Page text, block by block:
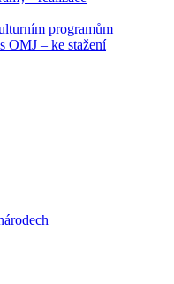
programům
OMJ – ke stažení